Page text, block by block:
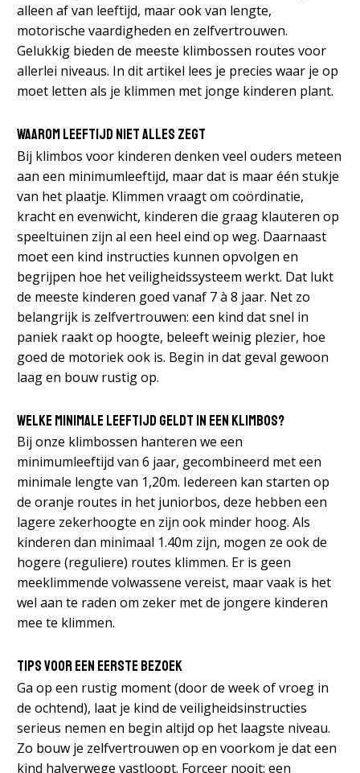
alleen af van leeftijd, maar ook van lengte,
motorische vaardigheden en zelfvertrouwen.
Gelukkig bieden de meeste klimbossen routes voor
allerlei niveaus. In dit artikel lees je precies waar je op
moet letten als je klimmen met jonge kinderen plant.
Waarom leeftijd niet alles zegt
Bij klimbos voor kinderen denken veel ouders meteen
aan een minimumleeftijd, maar dat is maar één stukje
van het plaatje. Klimmen vraagt om coördinatie,
kracht en evenwicht, kinderen die graag klauteren op
speeltuinen zijn al een heel eind op weg. Daarnaast
moet een kind instructies kunnen opvolgen en
begrijpen hoe het veiligheidssysteem werkt. Dat lukt
de meeste kinderen goed vanaf 7 à 8 jaar. Net zo
belangrijk is zelfvertrouwen: een kind dat snel in
paniek raakt op hoogte, beleeft weinig plezier, hoe
goed de motoriek ook is. Begin in dat geval gewoon
laag en bouw rustig op.
Welke minimale leeftijd geldt in een klimbos?
Bij onze klimbossen hanteren we een
minimumleeftijd van 6 jaar, gecombineerd met een
minimale lengte van 1,20m. Iedereen kan starten op
de oranje routes in het juniorbos, deze hebben een
lagere zekerhoogte en zijn ook minder hoog. Als
kinderen dan minimaal 1.40m zijn, mogen ze ook de
hogere (reguliere) routes klimmen. Er is geen
meeklimmende volwassene vereist, maar vaak is het
wel aan te raden om zeker met de jongere kinderen
mee te klimmen.
Tips voor een eerste bezoek
Ga op een rustig moment (door de week of vroeg in
de ochtend), laat je kind de veiligheidsinstructies
serieus nemen en begin altijd op het laagste niveau.
Zo bouw je zelfvertrouwen op en voorkom je dat een
kind halverwege vastloopt. Forceer nooit: een